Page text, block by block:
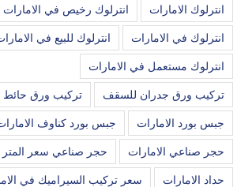
انترلوك الامارات انترلوك رخيص في الامارات
انترلوك في الامارات انترلوك للبيع في
انترلوك مستعمل في الامارات
تركيب ورق جدران للسقف تركيب ورق حائط 3d
جبس بورد الامارات جبس بورد كناوف
حجر صناعي الامارات حجر صناعي سعر المتر
حداد الامارات سعر تركيب السيراميك في